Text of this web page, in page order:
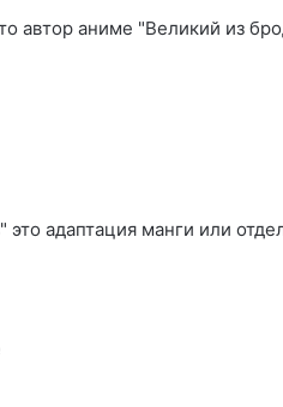
автор аниме "Великий из
это адаптация манги или